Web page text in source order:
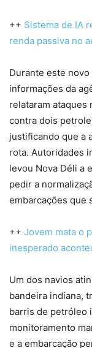
++ Sistema de IA
renda passiva no
Durante este
informações da
relataram ataques
contra dois
justificando que a
rota. Autoridades
levou Nova Déli a
pedir a
embarcações que
++ Jovem mata o
inesperado
Um dos navios
bandeira indiana,
barris de petróleo
monitoramento
e a embarcação